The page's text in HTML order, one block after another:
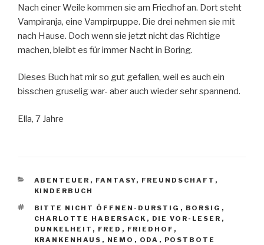
Nach einer Weile kommen sie am Friedhof an. Dort steht
Vampiranja, eine Vampirpuppe. Die drei nehmen sie mit
nach Hause. Doch wenn sie jetzt nicht das Richtige
machen, bleibt es für immer Nacht in Boring.
Dieses Buch hat mir so gut gefallen, weil es auch ein
bisschen gruselig war- aber auch wieder sehr spannend.
Ella, 7 Jahre
KATEGORIEN
ABENTEUER , FANTASY, FREUNDSCHAFT ,
KINDERBUCH
SCHLAGWÖRTER
BITTE NICHT ÖFFNEN-DURSTIG , BORSIG ,
CHARLOTTE HABERSACK , DIE VOR-LESER ,
DUNKELHEIT , FRED , FRIEDHOF ,
KRANKENHAUS , NEMO , ODA , POSTBOTE